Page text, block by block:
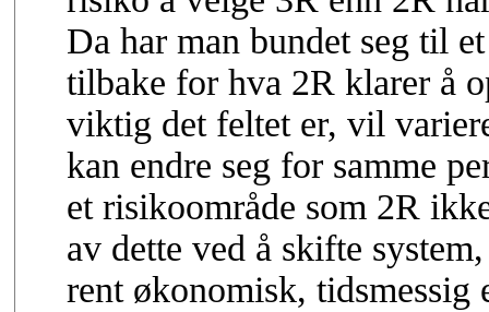
Da har man bundet seg til
tilbake for hva 2R klarer å
viktig det feltet er, vil
kan endre seg for samme
et risikoområde som 2R
av dette ved å skifte
rent økonomisk, tidsmessig